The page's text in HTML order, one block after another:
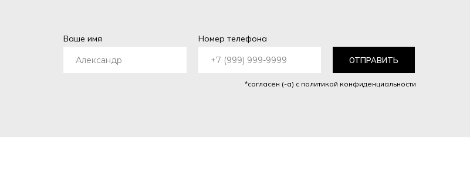
Ваше имя Номер телефона
ОТПРАВИТЬ
*согласен (-а) с политикой конфиденциальности